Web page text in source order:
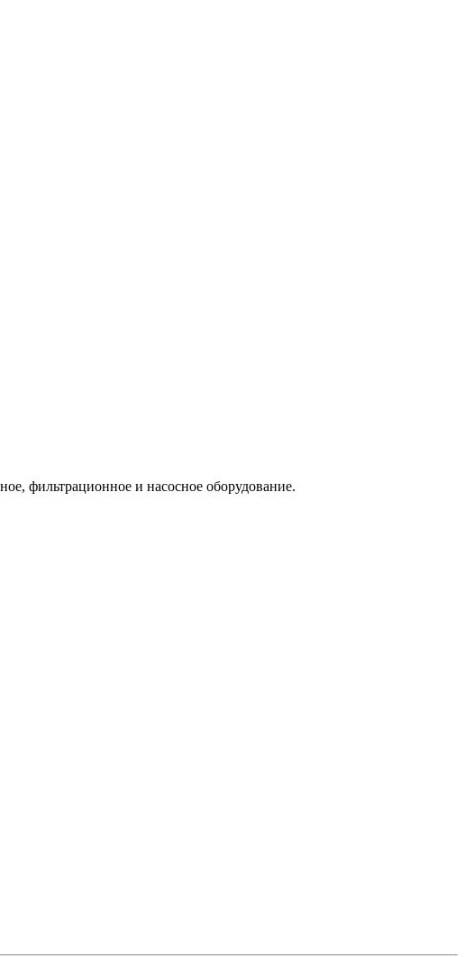
фильтрационное и насосное оборудование.